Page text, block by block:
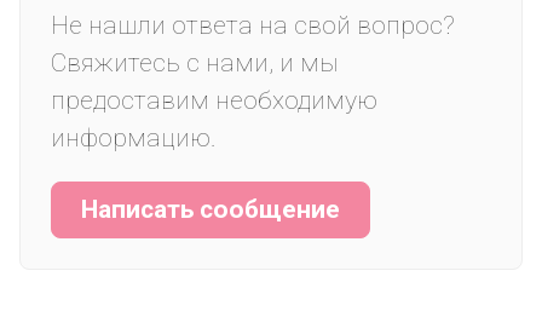
Не нашли ответа на свой вопрос?
Свяжитесь с нами, и мы
предоставим необходимую
информацию.
Написать сообщение